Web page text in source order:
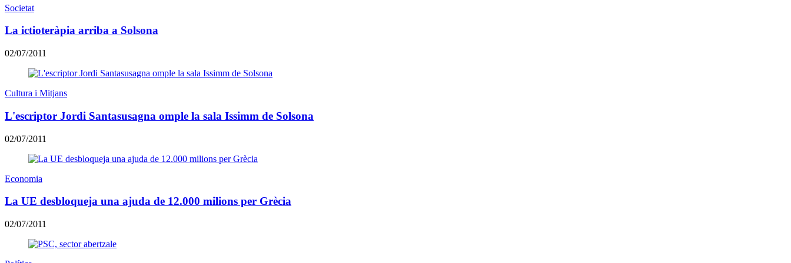
Societat
La ictioteràpia arriba a Solsona
02/07/2011
Cultura i Mitjans
L'escriptor Jordi Santasusagna omple la sala Issimm de Solsona
02/07/2011
Economia
La UE desbloqueja una ajuda de 12.000 milions per Grècia
02/07/2011